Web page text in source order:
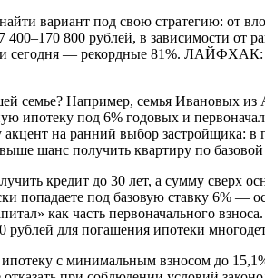
вариант под свою стратегию: от
800 рублей, в зависимости от
сегодня — рекордные 81%. ЛАЙФХАК:
семье? Например, семья Ивановых из
ипотеку под 6% годовых и
на ранний выбор застройщика:
шанс получить квартиру по базовой
кредит до 30 лет, а сумму сверх
попадаете под базовую ставку 6% —
как часть первоначального
рублей для погашения ипотеки
с минимальным взносом до